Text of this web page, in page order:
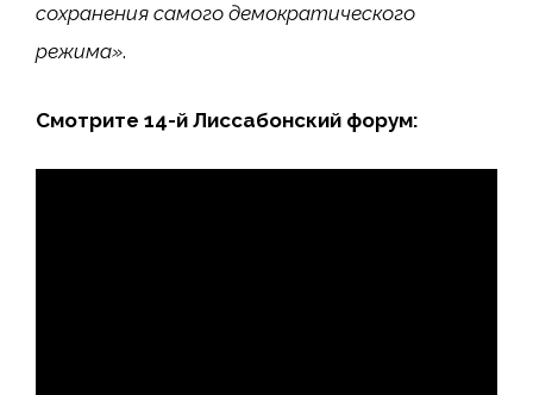
сохранения самого демократического
режима».
Смотрите 14-й Лиссабонский форум: